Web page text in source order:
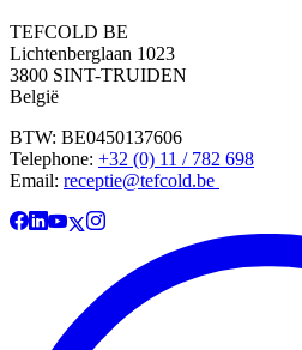
TEFCOLD BE
Lichtenberglaan 1023
3800 SINT-TRUIDEN
België
BTW: BE0450137606
Telephone: +32 (0) 11 / 782 698
Email: receptie@tefcold.be